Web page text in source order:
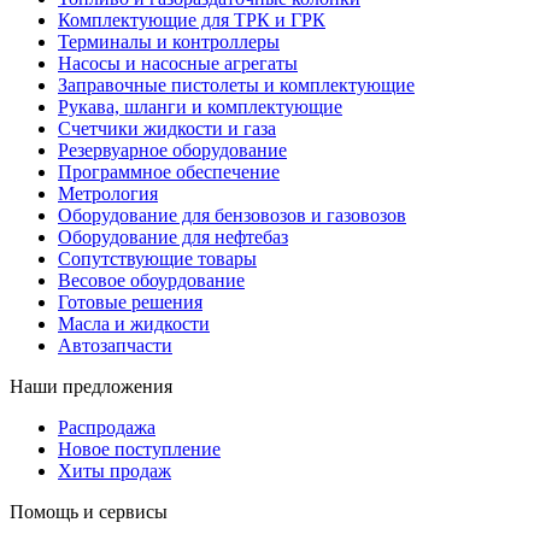
Комплектующие для ТРК и ГРК
Терминалы и контроллеры
Насосы и насосные агрегаты
Заправочные пистолеты и комплектующие
Рукава, шланги и комплектующие
Счетчики жидкости и газа
Резервуарное оборудование
Программное обеспечение
Метрология
Оборудование для бензовозов и газовозов
Оборудование для нефтебаз
Сопутствующие товары
Весовое обоурдование
Готовые решения
Масла и жидкости
Автозапчасти
Наши предложения
Распродажа
Новое поступление
Хиты продаж
Помощь и сервисы